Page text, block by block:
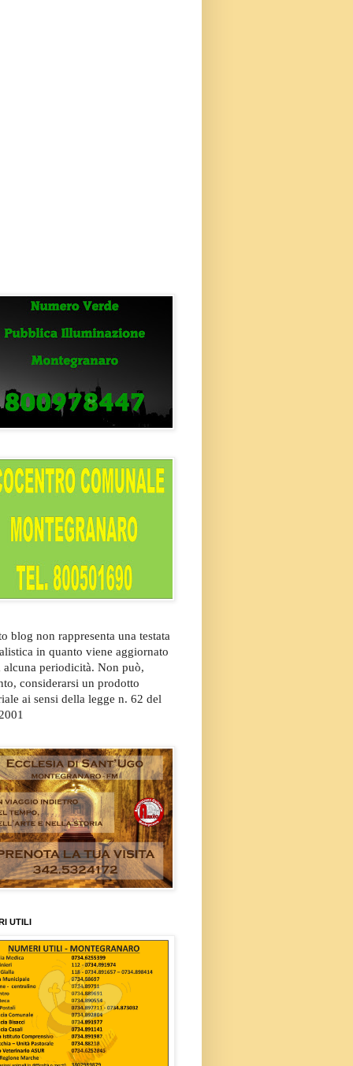
blog non rappresenta una testata
in quanto viene aggiornato
alcuna periodicità. Non può,
considerarsi un prodotto
ai sensi della legge n. 62 del
UTILI